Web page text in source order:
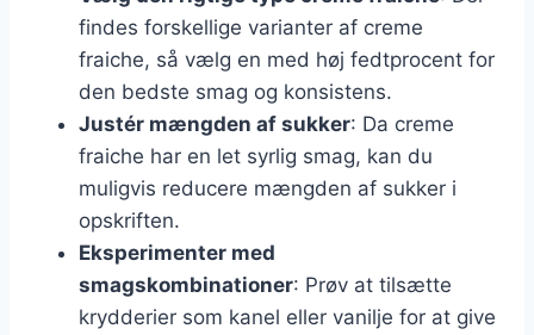
findes forskellige varianter af creme
fraiche, så vælg en med høj fedtprocent for
den bedste smag og konsistens.
Justér mængden af sukker: Da creme
fraiche har en let syrlig smag, kan du
muligvis reducere mængden af sukker i
opskriften.
Eksperimenter med
smagskombinationer: Prøv at tilsætte
krydderier som kanel eller vanilje for at give